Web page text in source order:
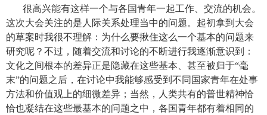
很高兴能有这样一个与各国青年一起工作、交流的机会。
这次大会关注的是人际关系处理当中的问题。起初拿到大会
的草案时我很不理解：为什么要揪住这么一个基本的问题来
研究呢？不过，随着交流和讨论的不断进行我逐渐意识到：
文化之间根本的差异正是隐藏在这些基本、甚至被归于“毫
末”的问题之后，在讨论中我能够感受到不同国家青年在处事
方法和价值观上的细微差异；当然，人类共有的普世精神恰
恰也凝结在这些最基本的问题之中，各国青年都有着相同的